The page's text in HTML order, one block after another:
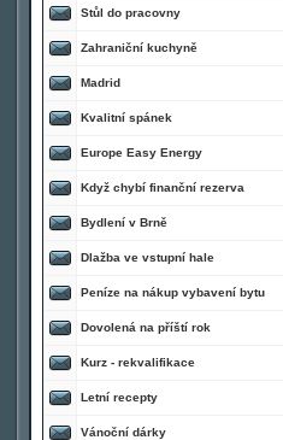
Stůl do pracovny
Zahraniční kuchyně
Madrid
Kvalitní spánek
Europe Easy Energy
Když chybí finanční rezerva
Bydlení v Brně
Dlažba ve vstupní hale
Peníze na nákup vybavení bytu
Dovolená na příští rok
Kurz - rekvalifikace
Letní recepty
Vánoční dárky